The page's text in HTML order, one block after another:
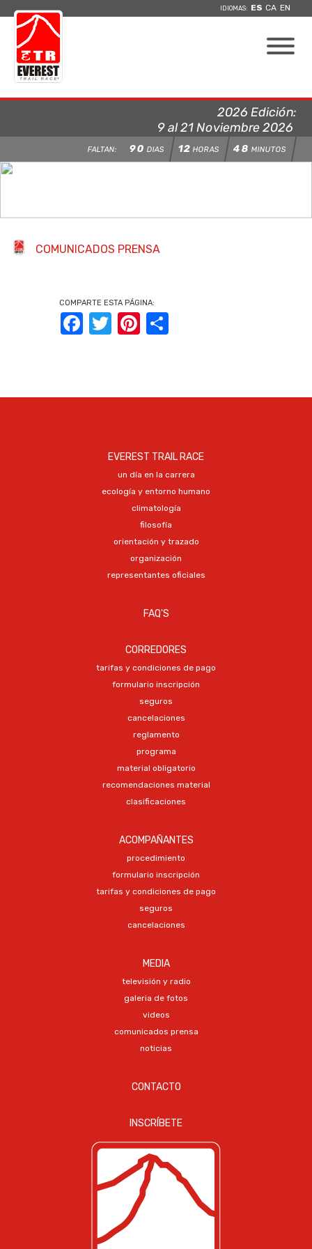
IDIOMAS: ES CA EN
2026 Edición:
9 al 21 Noviembre 2026
FALTAN: 90 DIAS 12 HORAS 48 MINUTOS
COMUNICADOS PRENSA
COMPARTE ESTA PÁGINA:
FacebookTwitter Pinterest
EVEREST TRAIL RACE
un día en la carrera
ecología y entorno humano
climatología
filosofía
orientación y trazado
organización
representantes oficiales
FAQ'S
CORREDORES
tarifas y condiciones de pago
formulario inscripción
seguros
cancelaciones
reglamento
programa
material obligatorio
recomendaciones material
clasificaciones
ACOMPAÑANTES
procedimiento
formulario inscripción
tarifas y condiciones de pago
seguros
cancelaciones
MEDIA
televisión y radio
galeria de fotos
videos
comunicados prensa
noticias
CONTACTO
INSCRÍBETE